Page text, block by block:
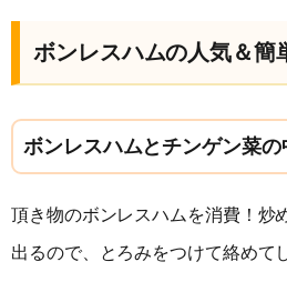
ボンレスハムの人気＆簡
ボンレスハムとチンゲン菜
頂き物のボンレスハムを消費！炒
出るので、とろみをつけて絡めて